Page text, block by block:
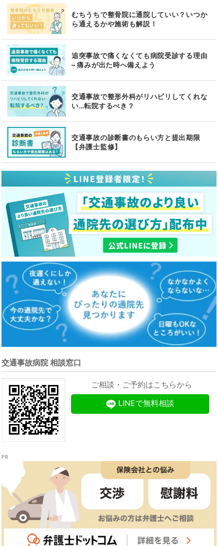
むちうちで整骨院に通院していい？いつか
ら通えるかや施術も解説！
追突事故で痛くなくても病院受診する理由
– 痛みが出た時へ備えよう
交通事故で整形外科がリハビリしてくれな
い…転院するべき？
交通事故の診断書のもらい方と提出期限
【弁護士監修】
交通事故病院 相談窓口
ご相談・ご予約はこちらから
LINEで無料相談